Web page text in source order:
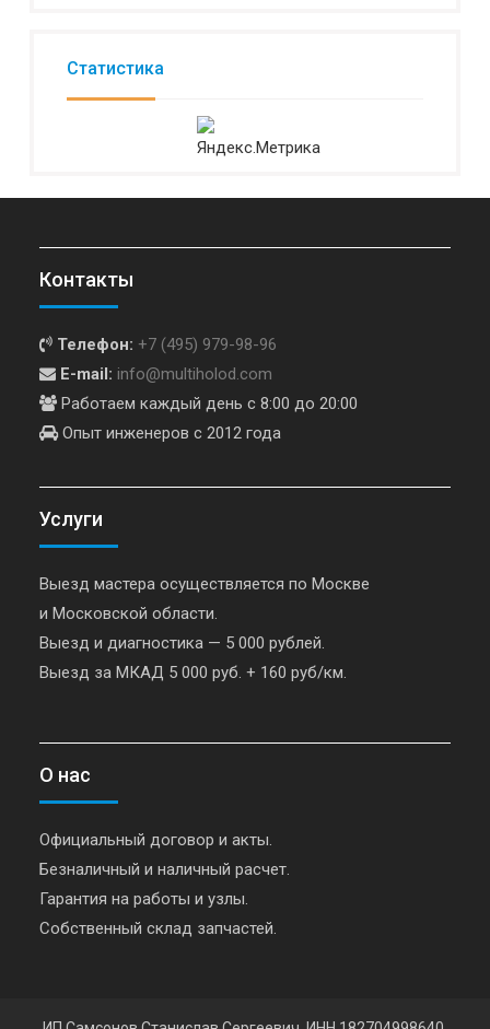
Статистика
Контакты
Телефон: +7 (495) 979-98-96
E-mail: info@multiholod.com
Работаем каждый день с 8:00 до 20:00
Опыт инженеров с 2012 года
Услуги
Выезд мастера осуществляется по Москве
и Московской области.
Выезд и диагностика — 5 000 рублей.
Выезд за МКАД 5 000 руб. + 160 руб/км.
О нас
Официальный договор и акты.
Безналичный и наличный расчет.
Гарантия на работы и узлы.
Собственный склад запчастей.